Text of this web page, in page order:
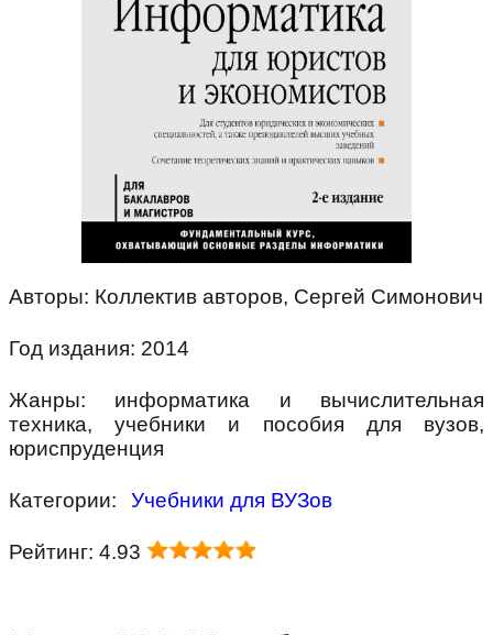
Авторы: Коллектив авторов, Сергей Симонович
Год издания: 2014
Жанры: информатика и вычислительная
техника, учебники и пособия для вузов,
юриспруденция
Категории: Учебники для ВУЗов
Рейтинг: 4.93